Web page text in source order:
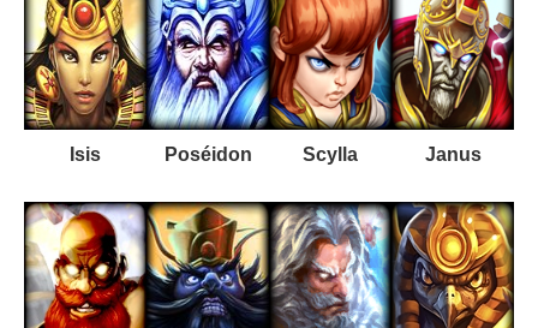
Isis Poséidon Scylla Janus